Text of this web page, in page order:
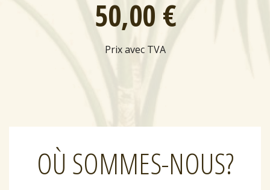
50,00 €
Prix ​​avec TVA
OÙ SOMMES-NOUS?